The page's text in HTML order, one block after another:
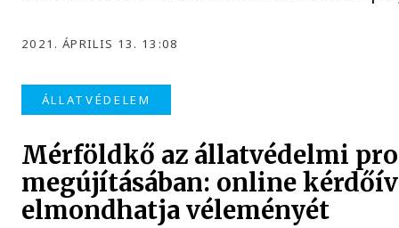
2021. ÁPRILIS 13. 13:08
ÁLLATVÉDELEM
Mérföldkő az állatvédelmi
megújításában: online
elmondhatja véleményét